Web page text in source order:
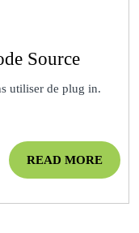
Source[CSS]
Mise
Code
utiliser de plug in.
READ MOREREAD
MORE